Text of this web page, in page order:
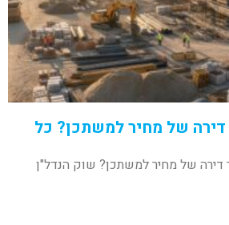
של מחיר למשתכן? כל